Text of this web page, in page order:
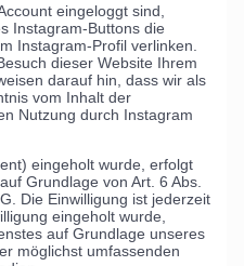
eingeloggt sind,
Instagram-Buttons die
Instagram-Profil verlinken.
dieser Website Ihrem
darauf hin, dass wir als
vom Inhalt der
Nutzung durch Instagram
eingeholt wurde, erfolgt
Grundlage von Art. 6 Abs.
Die Einwilligung ist jederzeit
eingeholt wurde,
auf Grundlage unseres
möglichst umfassenden